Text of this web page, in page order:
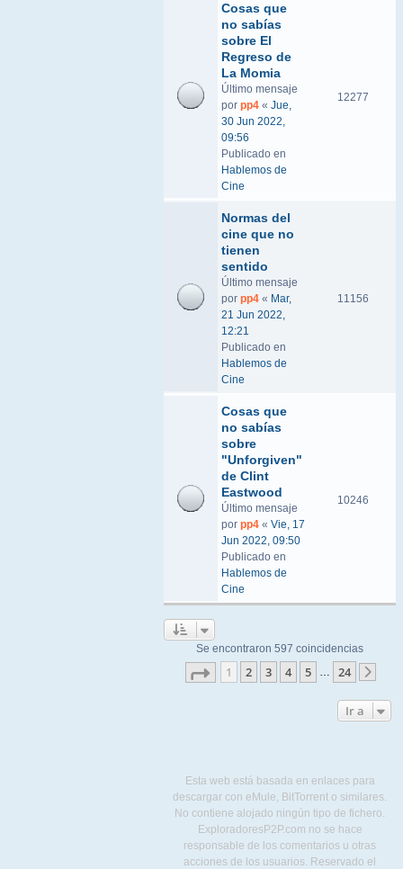
Cosas que
no sabías
sobre El
Regreso de
La Momia
Último mensaje
por pp4 « Jue,
30 Jun 2022,
09:56
Publicado en
Hablemos de
Cine
12277
Normas del
cine que no
tienen
sentido
Último mensaje
por pp4 « Mar,
21 Jun 2022,
12:21
Publicado en
Hablemos de
Cine
11156
Cosas que
no sabías
sobre
"Unforgiven"
de Clint
Eastwood
Último mensaje
por pp4 « Vie, 17
Jun 2022, 09:50
Publicado en
Hablemos de
Cine
10246
Se encontraron 597 coincidencias
Página de 24
1 2 3 4 5 … 24
Ir a
Esta web está basada en enlaces para
descargar con eMule, BitTorrent o similares.
No contiene alojado ningún tipo de fichero.
ExploradoresP2P.com no se hace
responsable de los comentarios u otras
acciones de los usuarios. Reservado el